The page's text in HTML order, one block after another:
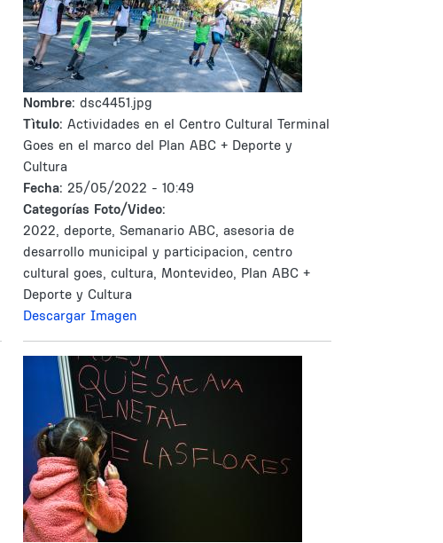
Nombre: dsc4451.jpg
Tìtulo: Actividades en el Centro Cultural Terminal
Goes en el marco del Plan ABC + Deporte y
Cultura
Fecha: 25/05/2022 - 10:49
Categorías Foto/Video:
2022, deporte, Semanario ABC, asesoria de
desarrollo municipal y participacion, centro
cultural goes, cultura, Montevideo, Plan ABC +
Deporte y Cultura
Descargar Imagen